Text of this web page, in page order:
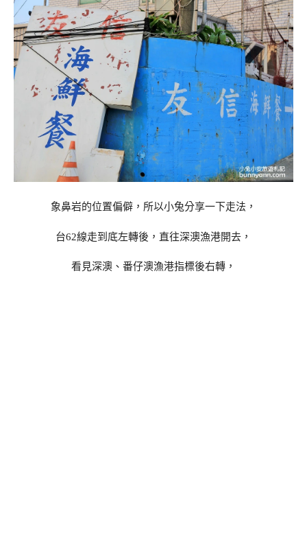
象鼻岩的位置偏僻，所以小兔分享一下走法，
台62線走到底左轉後，直往深澳漁港開去，
看見深澳、番仔澳漁港指標後右轉，